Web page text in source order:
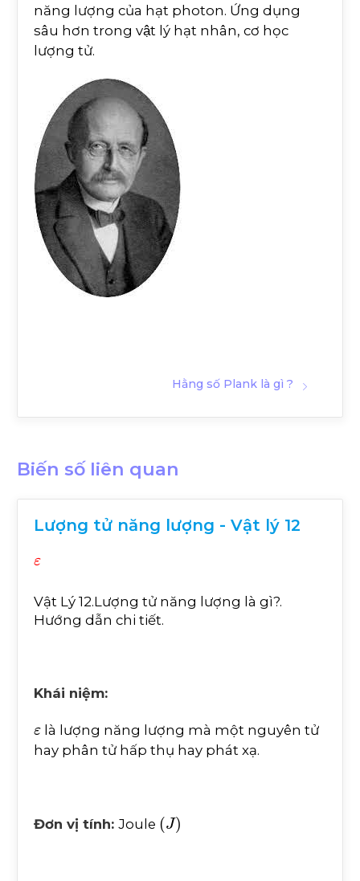
năng lượng của hạt photon. Ứng dụng
sâu hơn trong vật lý hạt nhân, cơ học
lượng tử.
Hằng số Plank là gì ?
Biến số liên quan
Lượng tử năng lượng - Vật lý 12
Vật Lý 12.Lượng tử năng lượng là gì?.
Hướng dẫn chi tiết.
Khái niệm:
là lượng năng lượng mà một nguyên tử
hay phân tử hấp thụ hay phát xạ.
Đơn vị tính: Joule (J)